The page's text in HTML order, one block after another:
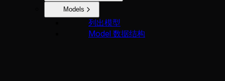
Models
列出模型
Model 数据结构